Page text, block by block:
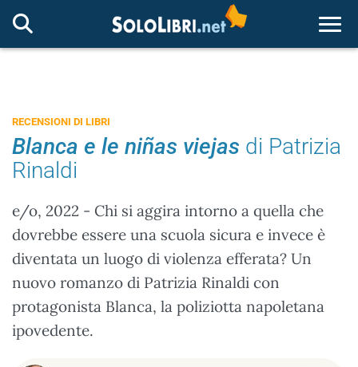
RECENSIONI DI LIBRI
Blanca e le niñas viejas di Patrizia
Rinaldi
e/o, 2022 - Chi si aggira intorno a quella che
dovrebbe essere una scuola sicura e invece è
diventata un luogo di violenza efferata? Un
nuovo romanzo di Patrizia Rinaldi con
protagonista Blanca, la poliziotta napoletana
ipovedente.